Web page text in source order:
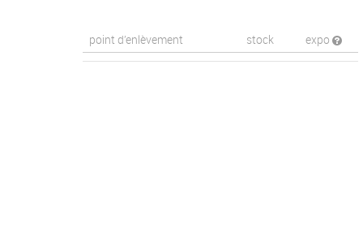
point d’enlèvement stock expo